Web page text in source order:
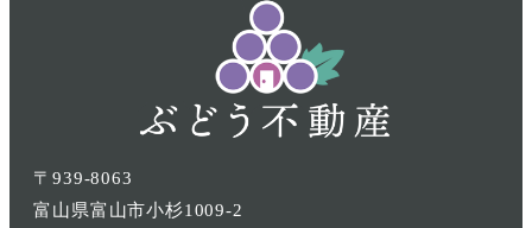
〒939-8063
富山県富山市小杉1009-2